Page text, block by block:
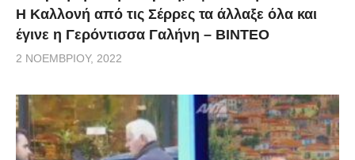
Η Καλλονή από τις Σέρρες τα άλλαξε όλα και
έγινε η Γερόντισσα Γαλήνη – ΒΙΝΤΕΟ
2 ΝΟΕΜΒΡΊΟΥ, 2022